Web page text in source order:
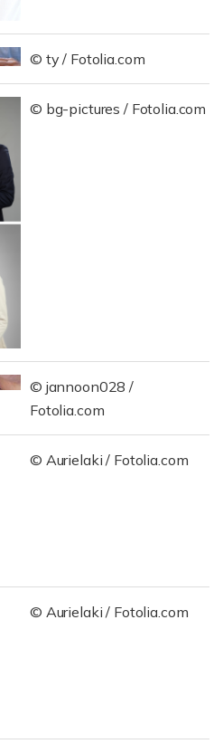
© ty / Fotolia.com
© bg-pictures / Fotolia.com
© jannoon028 /
Fotolia.com
© Aurielaki / Fotolia.com
© Aurielaki / Fotolia.com